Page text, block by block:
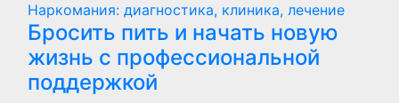
Наркомания: диагностика, клиника, лечение
Бросить пить и начать новую
жизнь с профессиональной
поддержкой